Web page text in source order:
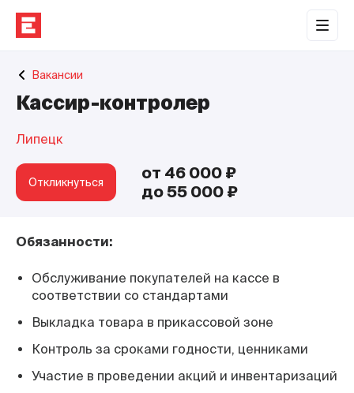
Торговые центры
Сотрудничество
О нас
Наши проекты
Вакансии
Кассир-контролер
Липецк
Откликнуться
от 46 000 ₽
до 55 000 ₽
Обязанности:
Обслуживание покупателей на кассе в
соответствии со стандартами
Выкладка товара в прикассовой зоне
Контроль за сроками годности, ценниками
Участие в проведении акций и инвентаризаций